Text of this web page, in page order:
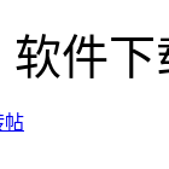
软件下
帖